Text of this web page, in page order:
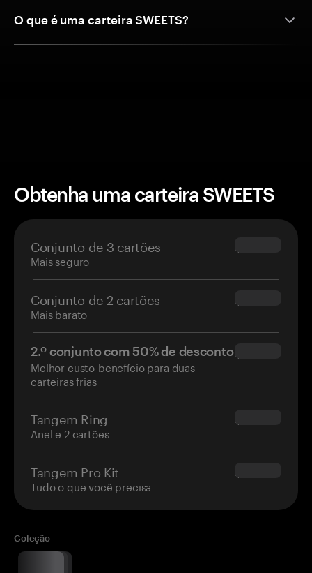
O que é uma carteira SWEETS?
Obtenha uma carteira SWEETS
Conjunto de 3 cartões
Mais seguro
$69.90
Conjunto de 2 cartões
Mais barato
$54.90
2.º conjunto com 50% de desconto
Melhor custo-benefício para duas
carteiras frias
$34.95
Tangem Ring
Anel e 2 cartões
$160.00
Tangem Pro Kit
Tudo o que você precisa
$180.00
Coleção